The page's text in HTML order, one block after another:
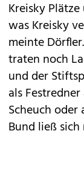
Kreisky
was Kreisky
meinte
traten noch
und der
als
Scheuch oder
Bund ließ